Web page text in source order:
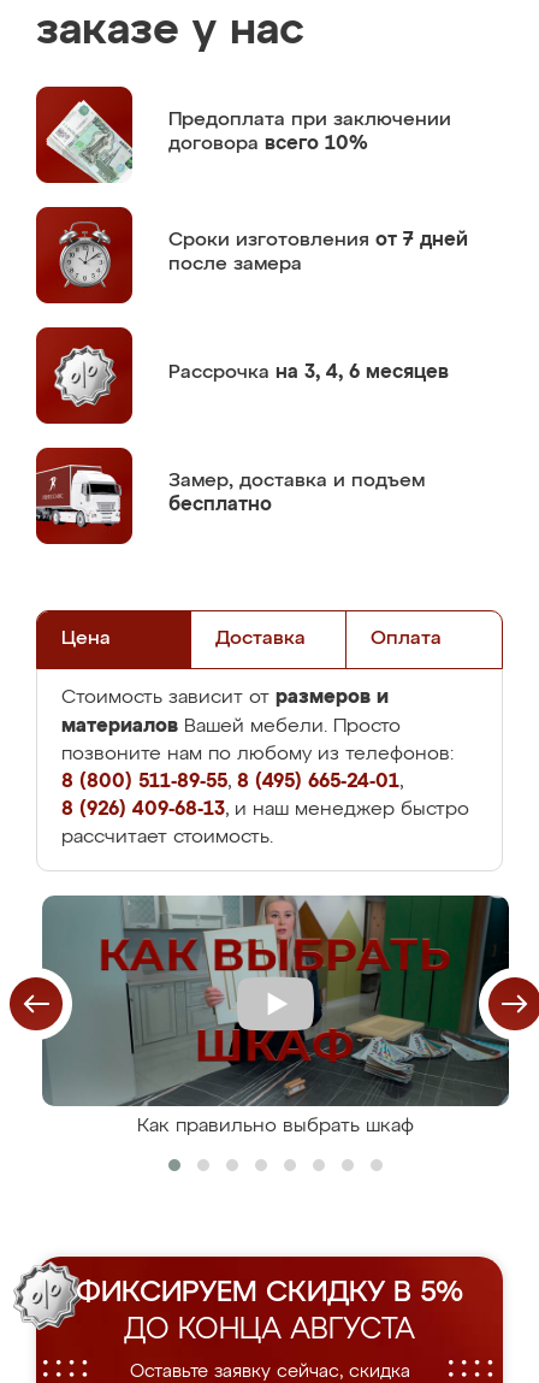
заказе у нас
Предоплата при заключении
договора всего 10%
Сроки изготовления от 7 дней
после замера
Рассрочка на 3, 4, 6 месяцев
Замер, доставка и подъем
бесплатно
Цена Доставка Оплата
Стоимость зависит от размеров и
материалов Вашей мебели. Просто
позвоните нам по любому из телефонов:
8 (800) 511-89-55, 8 (495) 665-24-01,
8 (926) 409-68-13, и наш менеджер быстро
рассчитает стоимость.
Как правильно выбрать шкаф
ФИКСИРУЕМ СКИДКУ В 5%
ДО КОНЦА АВГУСТА
Оставьте заявку сейчас, скидка